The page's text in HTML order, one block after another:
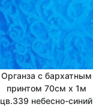
Органза с бархатным
принтом 70см х 1м
цв.339 небесно-синий